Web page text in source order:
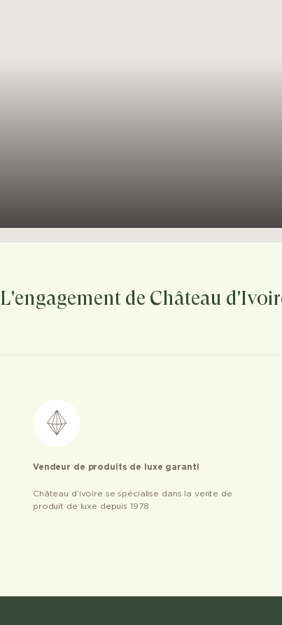
L'engagement de Château
Vendeur de produits de luxe garanti
Château d’ivoire se spécialise dans la vente de
produit de luxe depuis 1978